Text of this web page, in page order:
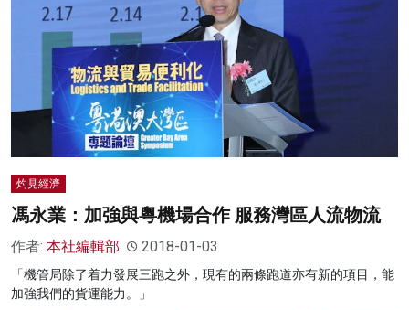
灼見經濟
馮永業：加強與粵機場合作 服務灣區人流物流
作者: 本社編輯部 2018-01-03
「機管局除了着力發展三跑之外，現有的兩條跑道亦有新的項目，能
加強我們的貨運能力。」